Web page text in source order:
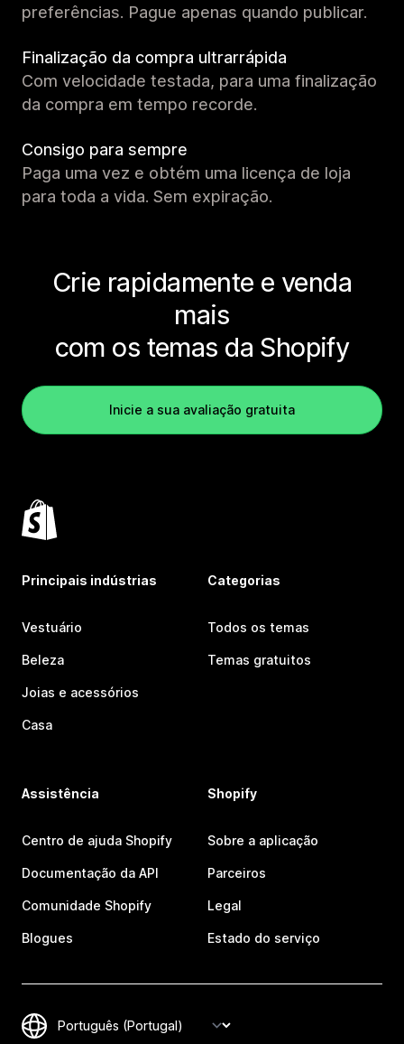
preferências. Pague apenas quando publicar.
Finalização da compra ultrarrápida
Com velocidade testada, para uma finalização
da compra em tempo recorde.
Consigo para sempre
Paga uma vez e obtém uma licença de loja
para toda a vida. Sem expiração.
Crie rapidamente e venda
mais
com os temas da Shopify
Inicie a sua avaliação gratuita
Principais indústrias
Vestuário
Beleza
Joias e acessórios
Casa
Categorias
Todos os temas
Temas gratuitos
Assistência
Centro de ajuda Shopify
Documentação da API
Comunidade Shopify
Blogues
Shopify
Sobre a aplicação
Parceiros
Legal
Estado do serviço